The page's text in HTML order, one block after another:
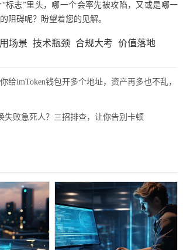
标志”里头，哪一个会率先被攻陷，又或是哪一
阻碍呢？盼望着您的见解。
场景 技术瓶颈 合规大考 价值落地
给imToken钱包开多个地址，资产再多也不乱，
失败急死人？三招排查，让你告别卡顿